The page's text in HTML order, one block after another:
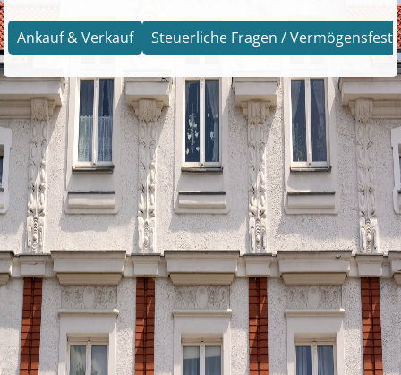
Ankauf & Verkauf Steuerliche Fragen /